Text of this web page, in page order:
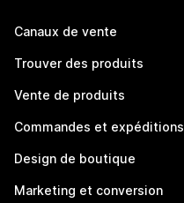
Canaux de vente
Trouver des produits
Vente de produits
Commandes et expéditions
Design de boutique
Marketing et conversion